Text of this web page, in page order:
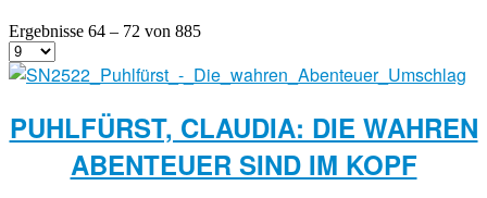
Ergebnisse 64 – 72 von 885
PUHLFÜRST, CLAUDIA: DIE WAHREN
ABENTEUER SIND IM KOPF